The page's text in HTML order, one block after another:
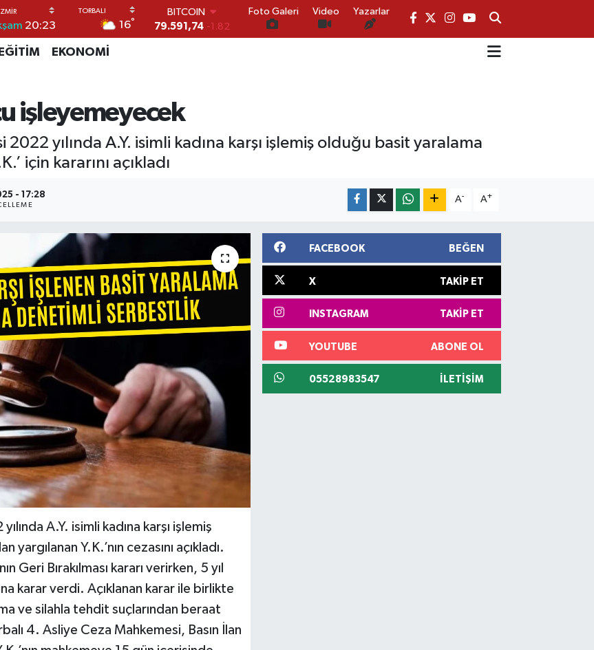
20:23 16°
BITCOIN
79.591,74 -1.82
DOLAR
61,60380
6862,09000 0.19
14.598,00
Foto Galeri Video Yazarlar
EĞİTİM EKONOMİ
işleyemeyecek
yılında A.Y. isimli kadına karşı işlemiş olduğu basit yaralama
için kararını açıkladı
- 17:28 A- A+
A.Y. isimli kadına karşı işlemiş
Y.K.’nın cezasını açıkladı.
Geri Bırakılması kararı verirken, 5 yıl
karar verdi. Açıklanan karar ile birlikte
ve silahla tehdit suçlarından beraat
4. Asliye Ceza Mahkemesi, Basın İlan
FACEBOOK BEĞEN
X TAKIP ET
INSTAGRAM TAKIP ET
YOUTUBE ABONE OL
05528983547 İLETIŞIM